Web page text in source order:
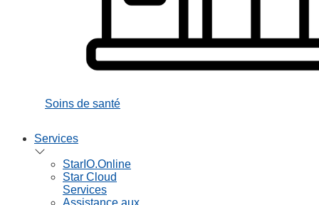
Soins de santé
Services
StarIO.Online
Star Cloud
Services
Assistance aux